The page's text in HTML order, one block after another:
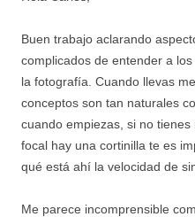
Buen trabajo aclarando
complicados de entender a
la fotografía. Cuando llevas
conceptos son tan naturales
cuando empiezas, si no
focal hay una cortinilla te es
qué está ahí la velocidad de
Me parece incomprensible